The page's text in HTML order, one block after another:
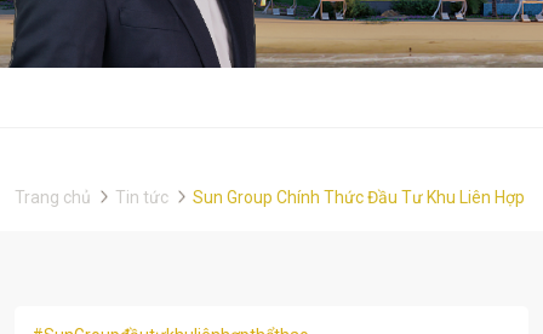
Trang chủ Tin tức Sun Group Chính Thức Đầu Tư Khu Liên Hợp